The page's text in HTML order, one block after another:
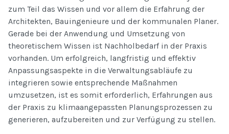
zum Teil das Wissen und vor allem die Erfahrung der
Architekten, Bauingenieure und der kommunalen Planer.
Gerade bei der Anwendung und Umsetzung von
theoretischem Wissen ist Nachholbedarf in der Praxis
vorhanden. Um erfolgreich, langfristig und effektiv
Anpassungsaspekte in die Verwaltungsabläufe zu
integrieren sowie entsprechende Maßnahmen
umzusetzen, ist es somit erforderlich, Erfahrungen aus
der Praxis zu klimaangepassten Planungsprozessen zu
generieren, aufzubereiten und zur Verfügung zu stellen.